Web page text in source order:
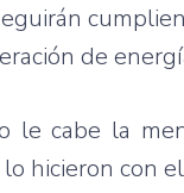
de
le cabe la
hicieron con